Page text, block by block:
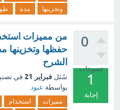
وتخزينها
مدة
0
تصويتات
1
إجابة
من مميزات
حفظها وتخزينها
الشرح
سُئل فبراير 21 في
بواسطة عبود
مميزات استخدام